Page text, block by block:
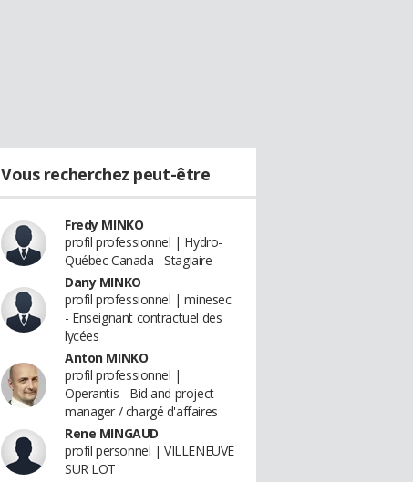
Vous recherchez peut-être
Fredy MINKO
profil professionnel | Hydro-
Québec Canada - Stagiaire
Dany MINKO
profil professionnel | minesec
- Enseignant contractuel des
lycées
Anton MINKO
profil professionnel |
Operantis - Bid and project
manager / chargé d'affaires
Rene MINGAUD
profil personnel | VILLENEUVE
SUR LOT